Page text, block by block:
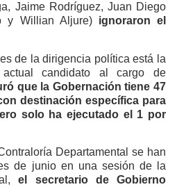
Jaime Rodríguez, Juan Diego
y Willian Aljure) ignoraron el
de la dirigencia política está la
candidato al cargo de
que la Gobernación tiene 47
destinación específica para
solo ha ejecutado el 1 por
Departamental se han
de junio en una sesión de la
el secretario de Gobierno